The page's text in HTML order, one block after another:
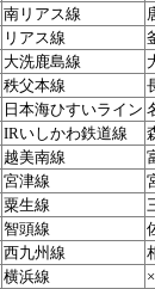
南リアス線
リアス線
大洗鹿島線
秩父本線
日本海ひすいライン
IRいしかわ鉄道線
越美南線
宮津線
粟生線
智頭線
西九州線
横浜線